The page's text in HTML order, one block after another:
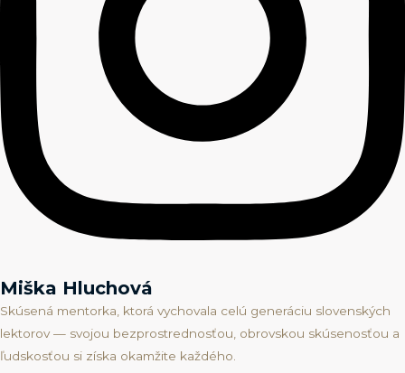
Miška Hluchová
Skúsená mentorka, ktorá vychovala celú generáciu slovenských
lektorov — svojou bezprostrednosťou, obrovskou skúsenosťou a
ľudskosťou si získa okamžite každého.